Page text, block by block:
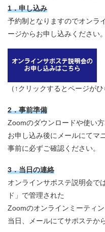
1．申し込み
予約制となりますのでオンラ
ージからお申し込みください。
（↑クリックするとページがひ
2．事前準備
Zoomのダウンロードや使い
お申し込み後にメールにてマ
事前に必ずご確認ください。
3．当日の連絡
オンラインサポステ説明会で
ド」で管理された
Zoomのオンラインミーティ
当日、メールにてサポステか